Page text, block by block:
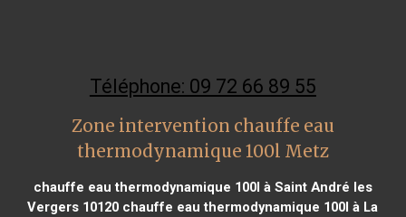
Téléphone: 09 72 66 89 55
Zone intervention chauffe eau
thermodynamique 100l Metz
chauffe eau thermodynamique 100l à Saint André les
Vergers 10120 chauffe eau thermodynamique 100l à La